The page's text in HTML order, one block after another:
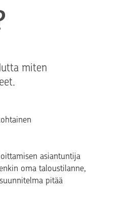
miten
asiantuntija
oma taloustilanne,
pitää